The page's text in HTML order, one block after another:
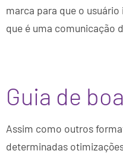
marca para que o
que é uma comunicação
Guia de
Assim como outros
determinadas